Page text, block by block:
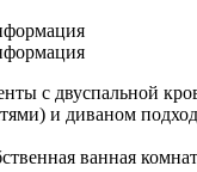
с двуспальной
и диваном
ванная